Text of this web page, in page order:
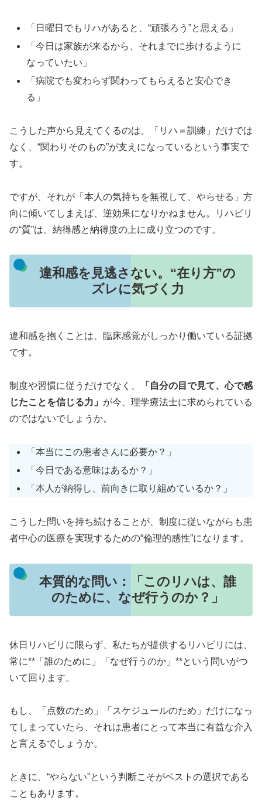
「日曜日でもリハがあると、“頑張ろう”と思える」
「今日は家族が来るから、それまでに歩けるように
なっていたい」
「病院でも変わらず関わってもらえると安心でき
る」
こうした声から見えてくるのは、「リハ＝訓練」だけでは
なく、“関わりそのもの”が支えになっているという事実で
す。
ですが、それが「本人の気持ちを無視して、やらせる」方
向に傾いてしまえば、逆効果になりかねません。リハビリ
の“質”は、納得感と納得度の上に成り立つのです。
違和感を見逃さない。“在り方”の
ズレに気づく力
違和感を抱くことは、臨床感覚がしっかり働いている証拠
です。
制度や習慣に従うだけでなく、
「自分の目で見て、心で感
じたことを信じる力」 が今、理学療法士に求められている
のではないでしょうか。
「本当にこの患者さんに必要か？」
「今日である意味はあるか？」
「本人が納得し、前向きに取り組めているか？」
こうした問いを持ち続けることが、制度に従いながらも患
者中心の医療を実現するための“倫理的感性”になります。
本質的な問い：「このリハは、誰
のために、なぜ行うのか？」
休日リハビリに限らず、私たちが提供するリハビリには、
常に**「誰のために」「なぜ行うのか」**という問いがつ
いて回ります。
もし、「点数のため」「スケジュールのため」だけになっ
てしまっていたら、それは患者にとって本当に有益な介入
と言えるでしょうか。
ときに、“やらない”という判断こそがベストの選択である
こともあります。